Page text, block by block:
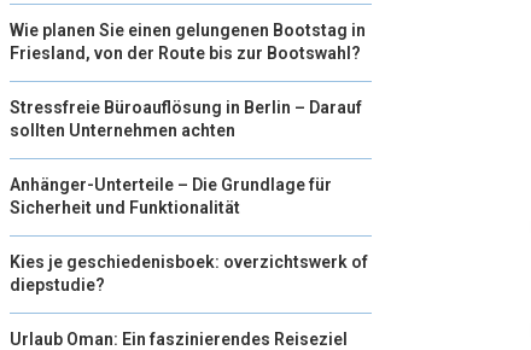
Wie planen Sie einen gelungenen Bootstag in
Friesland, von der Route bis zur Bootswahl?
Stressfreie Büroauflösung in Berlin – Darauf
sollten Unternehmen achten
Anhänger-Unterteile – Die Grundlage für
Sicherheit und Funktionalität
Kies je geschiedenisboek: overzichtswerk of
diepstudie?
Urlaub Oman: Ein faszinierendes Reiseziel